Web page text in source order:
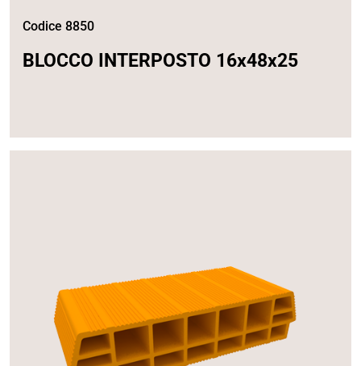
Codice 8850
BLOCCO INTERPOSTO 16x48x25